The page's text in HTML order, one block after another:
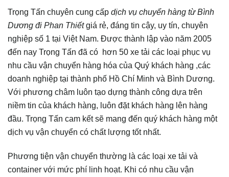
Trọng Tấn chuyên cung cấp dịch vụ chuyển hàng từ Bình
Dương đi Phan Thiếtgiá rẻ, đáng tin cậy, uy tín, chuyên
nghiệp số 1 tại Việt Nam. Được thành lập vào năm 2005
đến nay Trọng Tấn đã có hơn 50 xe tải các loại phục vụ
nhu cầu vận chuyển hàng hóa của Quý khách hàng ,các
doanh nghiệp tại thành phố Hồ Chí Minh và Bình Dương.
Với phương châm luôn tạo dựng thành công dựa trên
niềm tin của khách hàng, luôn đặt khách hàng lên hàng
đầu. Trọng Tấn cam kết sẽ mang đến quý khách hàng một
dịch vụ vận chuyển có chất lượng tốt nhất.
Phương tiện vận chuyển thường là các loại xe tải và
container với mức phí linh hoạt. Khi có nhu cầu vận